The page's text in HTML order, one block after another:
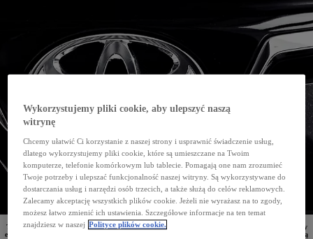
Toyota i TEPCO (Tokyo Electric Power Company Holdings) wspólnie tworzą stacjonarne magazyny
energii. W tym celu wykorzystywane będą baterie z zelektryfikowanych modeli Toyoty, które pomogą
Wykorzystujemy pliki cookie, aby ulepszyć naszą
witrynę
Chcemy ułatwić Ci korzystanie z naszej strony i usprawnić świadczenie usług,
dlatego wykorzystujemy pliki cookie, które są umieszczane na Twoim
komputerze, telefonie komórkowym lub tablecie. Pomagają one nam zrozumieć
Twoje potrzeby i ulepszać funkcjonalność naszej witryny. Są wykorzystywane do
dostarczania usług i narzędzi osób trzecich, a także służą do celów reklamowych.
Zalecamy akceptację wszystkich plików cookie. Jeżeli nie wyrażasz na to zgody,
możesz łatwo zmienić ich ustawienia. Szczegółowe informacje na ten temat
znajdziesz w naszej Polityce plików cookie.